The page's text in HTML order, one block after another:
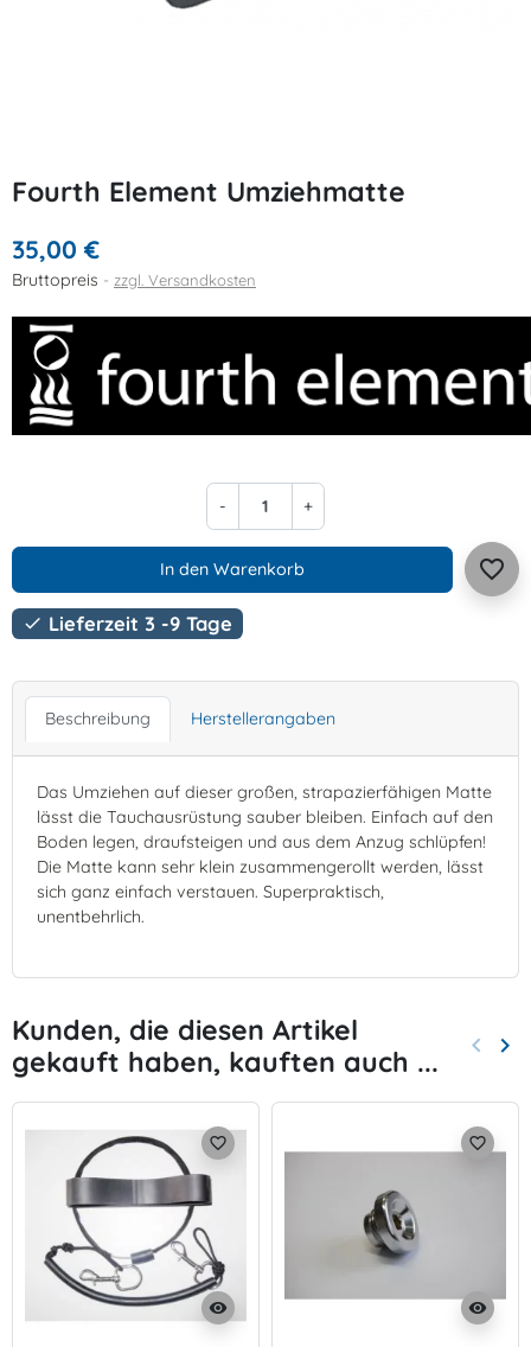
Fourth Element Umziehmatte
35,00 €
Bruttopreis zzgl. Versandkosten
- +
In den Warenkorb favorite_border
 Lieferzeit 3 -9 Tage
Beschreibung Herstellerangaben
Das Umziehen auf dieser großen, strapazierfähigen Matte
lässt die Tauchausrüstung sauber bleiben. Einfach auf den
Boden legen, draufsteigen und aus dem Anzug schlüpfen!
Die Matte kann sehr klein zusammengerollt werden, lässt
sich ganz einfach verstauen. Superpraktisch,
unentbehrlich.
Kunden, die diesen Artikel
gekauft haben, kauften auch ...
Zurück
keyboard_arrow_left keyboard_arrow_right
visibility
favorite_border
visibility
favorite_border